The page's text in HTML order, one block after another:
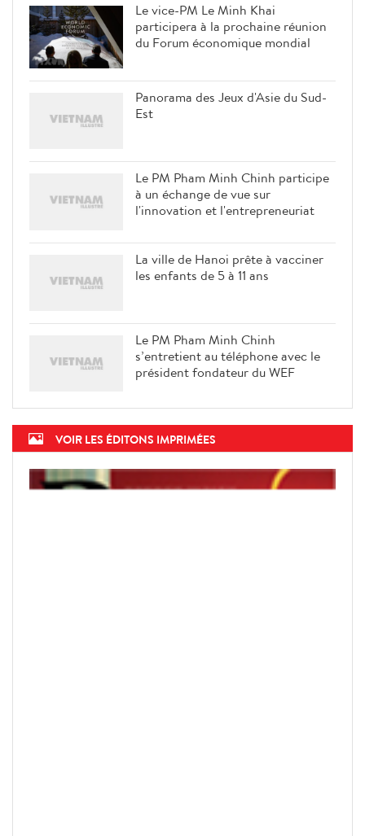
Le vice-PM Le Minh Khai
participera à la prochaine réunion
du Forum économique mondial
Panorama des Jeux d'Asie du Sud-
Est
Le PM Pham Minh Chinh participe
à un échange de vue sur
l'innovation et l'entrepreneuriat
La ville de Hanoi prête à vacciner
les enfants de 5 à 11 ans
Le PM Pham Minh Chinh
s’entretient au téléphone avec le
président fondateur du WEF
VOIR LES ÉDITONS IMPRIMÉES